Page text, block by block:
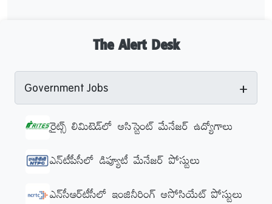
The Alert Desk
Government Jobs +
రైట్స్ లిమిటెడ్‌లో అసిస్టెంట్ మేనేజర్ ఉద్యోగాలు
ఎన్‌టీపీసీలో డిప్యూటీ మేనేజర్‌ పోస్టులు
ఎన్‌సీఆర్‌టీసీలో ఇంజినీరింగ్‌ అసోసియేట్‌ పోస్టులు